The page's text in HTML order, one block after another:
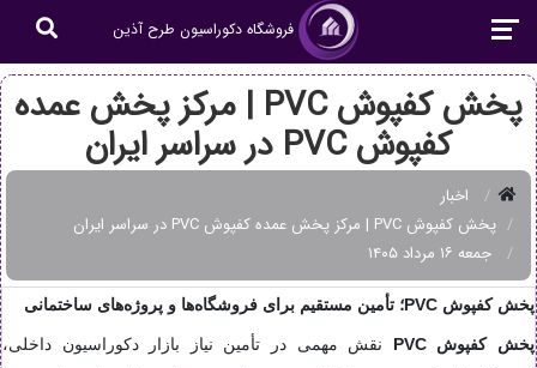
فروشگاه دکوراسیون طرح آذین
پخش کفپوش PVC | مرکز پخش عمده
کفپوش PVC در سراسر ایران
اخبار
پخش کفپوش PVC | مرکز پخش عمده کفپوش PVC در سراسر ایران
جمعه ۱۶ مرداد ۱۴۰۵
پخش کفپوش PVC؛ تأمین مستقیم برای فروشگاه‌ها و پروژه‌های ساختمانی
پخش کفپوش PVC
نقش مهمی در تأمین نیاز بازار دکوراسیون داخلی،